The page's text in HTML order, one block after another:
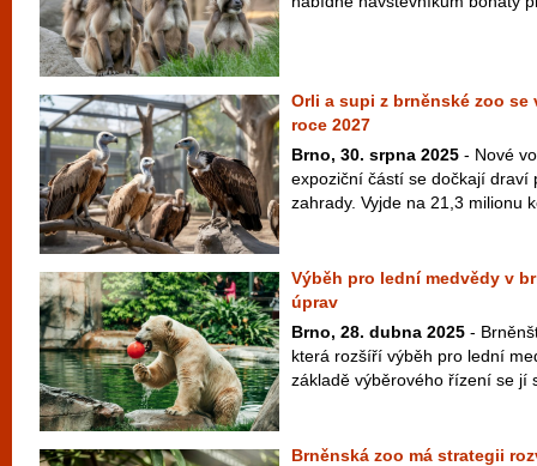
Orli a supi z brněnské zoo
roce 2027
Brno, 30. srpna 2025 - Nové
expoziční částí se dočkají draví
zahrady. Vyjde na 21,3 milionu
Výběh pro lední medvědy v
úprav
Brno, 28. dubna 2025 -
která rozšíří výběh pro lední
základě výběrového řízení se jí
Brněnská zoo má strategii